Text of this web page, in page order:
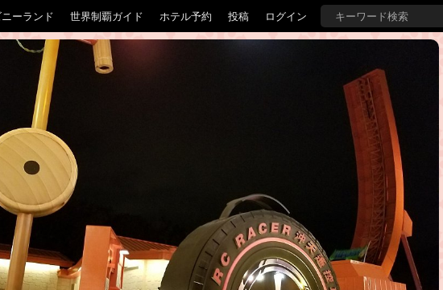
ーランド 世界制覇ガイド ホテル予約 投稿 ログイン